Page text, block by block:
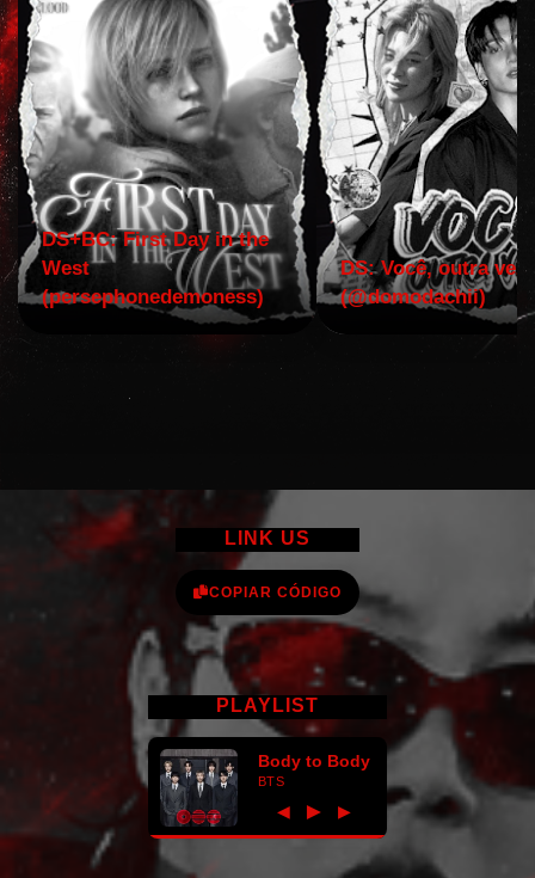
DS+BC: First Day in the
West
(persephonedemoness)
DS: Você, outra vez!
(@domodachii)
LINK US
COPIAR CÓDIGO
PLAYLIST
Body to Body
BTS
◀ ► ▶